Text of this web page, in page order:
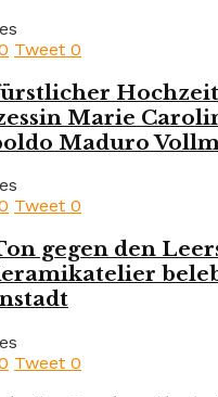
Tweet 0
Marie
Maduro
Tweet 0
gegen den
Tweet 0